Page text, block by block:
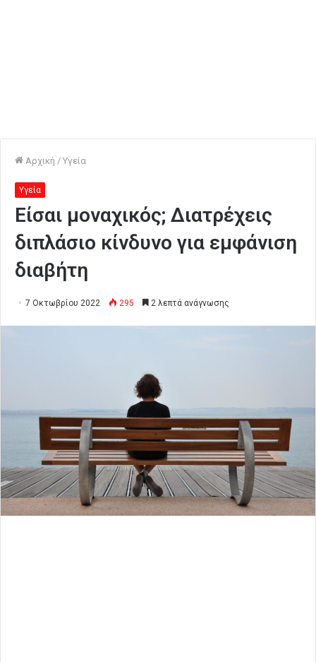
Αρχική / Υγεία
Υγεία
Είσαι μοναχικός; Διατρέχεις
διπλάσιο κίνδυνο για εμφάνιση
διαβήτη
7 Οκτωβρίου 2022 295 2 λεπτά ανάγνωσης